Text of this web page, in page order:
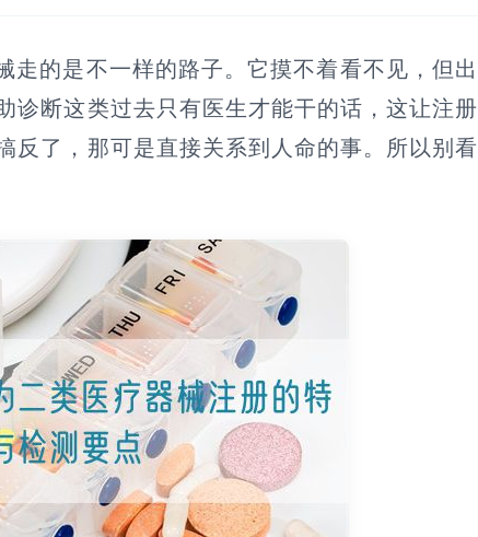
的是不一样的路子。它摸不着看不见，但
断这类过去只有医生才能干的话，这让注
了，那可是直接关系到人命的事。所以别